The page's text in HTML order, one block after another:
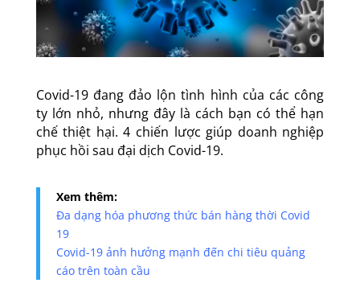
Covid-19 đang đảo lộn tình hình của các công
ty lớn nhỏ, nhưng đây là cách bạn có thể hạn
chế thiệt hại. 4 chiến lược giúp doanh nghiệp
Xem thêm:
Đa dạng hóa phương thức bán hàng thời Covid
19
Covid-19 ảnh hưởng mạnh đến chi tiêu quảng